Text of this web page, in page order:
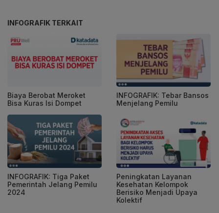
INFOGRAFIK TERKAIT
Biaya Berobat Meroket
Bisa Kuras Isi Dompet
INFOGRAFIK: Tebar Bansos
Menjelang Pemilu
INFOGRAFIK: Tiga Paket
Pemerintah Jelang Pemilu
2024
Peningkatan Layanan
Kesehatan Kelompok
Berisiko Menjadi Upaya
Kolektif